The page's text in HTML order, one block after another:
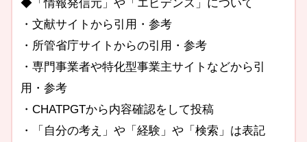
◆「情報発信元」や「エビデンス」について
・文献サイトから引用・参考
・所管省庁サイトからの引用・参考
・専門事業者や特化型事業主サイトなどから引
用・参考
・CHATPGTから内容確認をして投稿
・「自分の考え」や「経験」や「検索」は表記